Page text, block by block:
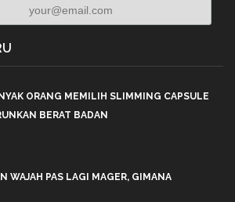
ORANG MEMILIH SLIMMING CAPSULE
BERAT BADAN
WAJAH PAS LAGI MAGER, GIMANA